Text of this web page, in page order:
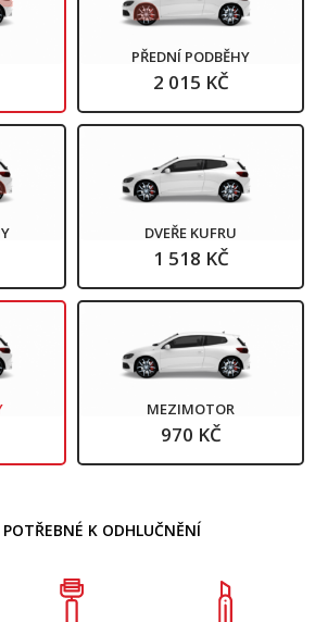
PŘEDNÍ PODBĚHY
2 015 KČ
DVEŘE KUFRU
1 518 KČ
MEZIMOTOR
970 KČ
K ODHLUČNĚNÍ